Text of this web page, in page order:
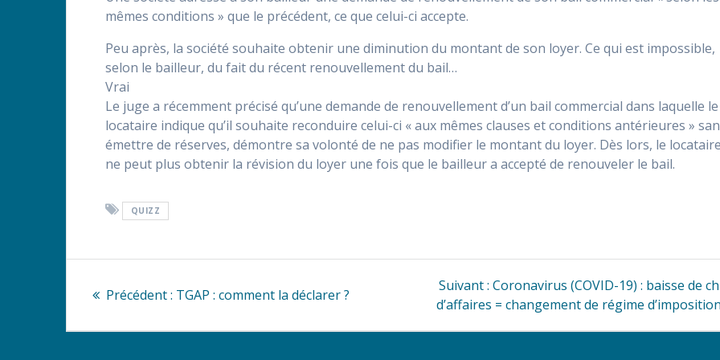
mêmes conditions » que le précédent, ce que celui-ci accepte.
Peu après, la société souhaite obtenir une diminution du montant de son loyer. Ce qui est impossible,
selon le bailleur, du fait du récent renouvellement du bail…
Vrai
Le juge a récemment précisé qu’une demande de renouvellement d’un bail commercial dans laquelle le
locataire indique qu’il souhaite reconduire celui-ci « aux mêmes clauses et conditions antérieures »
émettre de réserves, démontre sa volonté de ne pas modifier le montant du loyer. Dès lors, le locataire
ne peut plus obtenir la révision du loyer une fois que le bailleur a accepté de renouveler le bail.
QUIZZ
Précédent : Article
:
TGAP : comment la déclarer ?
Suivant : Article
suivant
Coronavirus (COVID-19) : baisse de
d’affaires = changement de régime